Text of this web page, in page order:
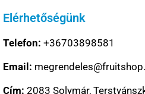
Elérhetőségünk
Telefon: +36703898581
Email:
Cím: 2083 Solymár,